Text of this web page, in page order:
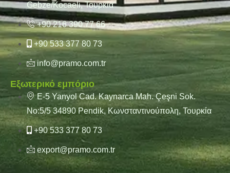
Gebze/Kocaeli, Τουρκία
+90 216 390 77 66
+90 533 377 80 73
info@pramo.com.tr
Εξωτερικό εμπόριο
E-5 Yanyol Cad. Kaynarca Mah. Çeşni Sok.
No:5/5 34890 Pendik, Κωνσταντινούπολη, Τουρκία
+90 533 377 80 73
export@pramo.com.tr